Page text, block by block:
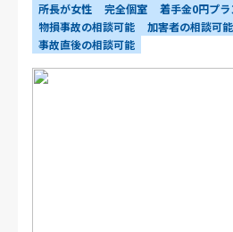
所長が女性
完全個室
着手金0円プラ
物損事故の相談可能
加害者の相談可能
事故直後の相談可能